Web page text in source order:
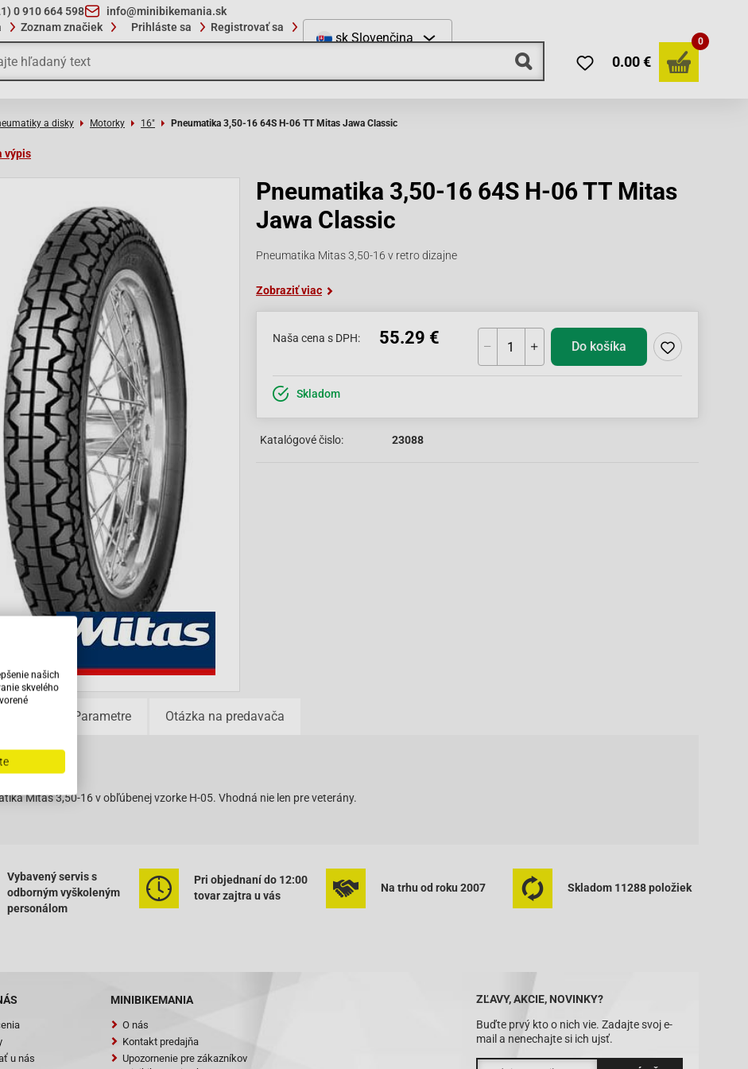
0 910 664 598
info@minibikemania.sk
Zoznam značiek Prihláste sa Registrovať sa
sk Slovenčina
0.00 €
0
a disky Motorky 16" Pneumatika 3,50-16 64S H-06 TT Mitas Jawa Classic
výpis
Pneumatika 3,50-16 64S H-06 TT Mitas
Jawa Classic
Pneumatika Mitas 3,50-16 v retro dizajne
Zobraziť viac
Naša cena s DPH: 55.29 € Do košíka
Skladom
Katalógové čislo: 23088
Parametre Otázka na predavača
tovaru
Mitas 3,50-16 v obľúbenej vzorke H-05. Vhodná nie len pre veterány.
Vybavený servis s
odborným vyškoleným
personálom
Pri objednaní do 12:00
tovar zajtra u vás
Na trhu od roku 2007 Skladom 11288 položiek
ZĽAVY, AKCIE, NOVINKY?
Buďte prvý kto o nich vie. Zadajte svoj e-
mail a nenechajte si ich ujsť.
u nás
MINIBIKEMANIA
O nás
Kontakt predajňa
Upozornenie pre zákazníkov
našich
skvelého